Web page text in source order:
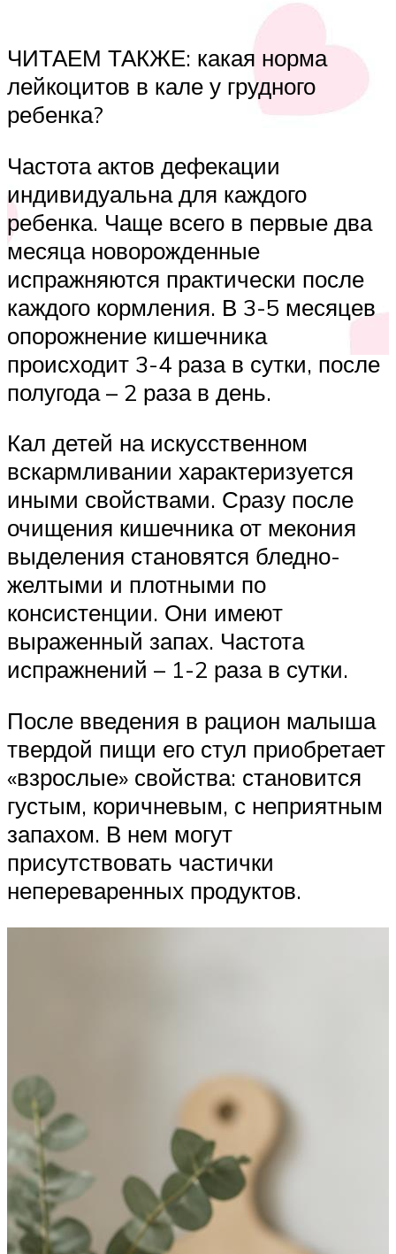
ЧИТАЕМ ТАКЖЕ: какая норма
лейкоцитов в кале у грудного
ребенка?
Частота актов дефекации
индивидуальна для каждого
ребенка. Чаще всего в первые два
месяца новорожденные
испражняются практически после
каждого кормления. В 3-5 месяцев
опорожнение кишечника
происходит 3-4 раза в сутки, после
полугода – 2 раза в день.
Кал детей на искусственном
вскармливании характеризуется
иными свойствами. Сразу после
очищения кишечника от мекония
выделения становятся бледно-
желтыми и плотными по
консистенции. Они имеют
выраженный запах. Частота
испражнений – 1-2 раза в сутки.
После введения в рацион малыша
твердой пищи его стул приобретает
«взрослые» свойства: становится
густым, коричневым, с неприятным
запахом. В нем могут
присутствовать частички
непереваренных продуктов.